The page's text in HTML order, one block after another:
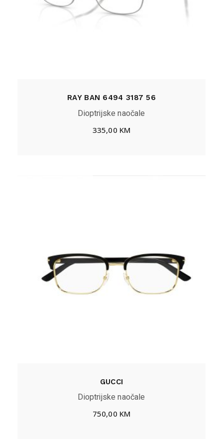
RAY BAN 6494 3187 56
Dioptrijske naočale
335,00 KM
GUCCI
Dioptrijske naočale
750,00 KM